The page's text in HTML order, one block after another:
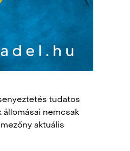
tudatos
nemcsak
aktuális